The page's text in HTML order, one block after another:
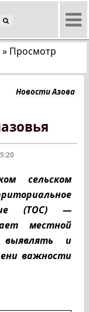
» Просмотр
Новости Азова
сельском
(ТОС) —
местной
выявлять и
важности